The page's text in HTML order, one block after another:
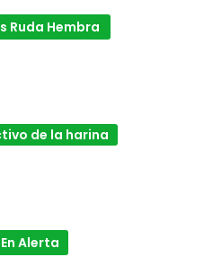
Ruda Hembra
de la harina
Alerta